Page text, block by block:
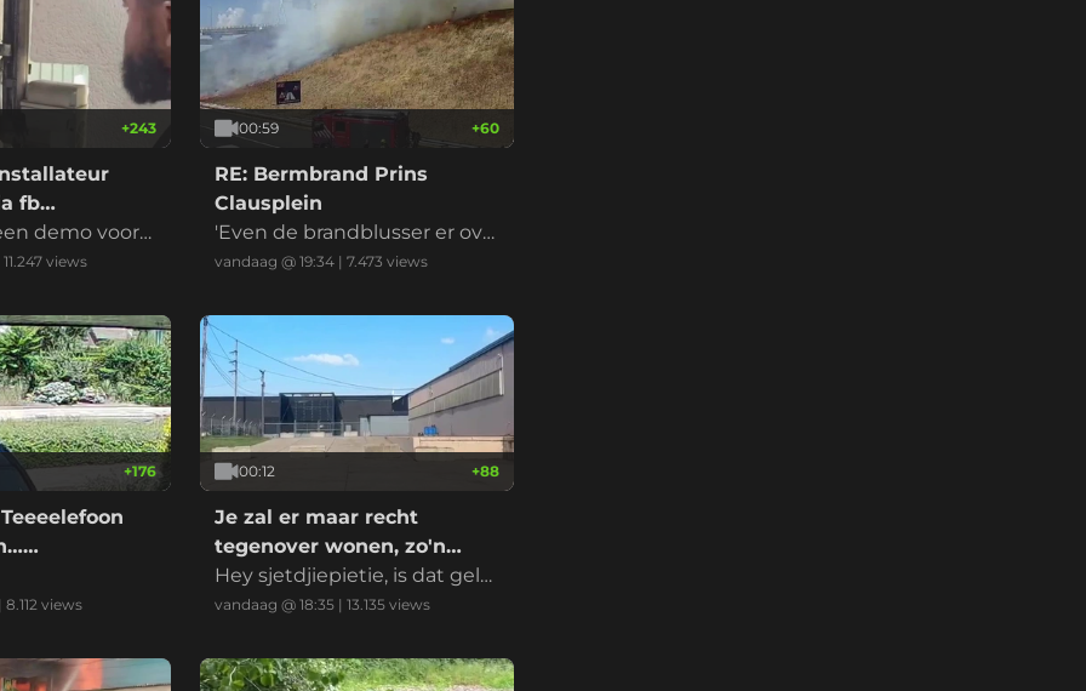
+243
fb
demo voord
11.247views
00:59 +60
RE: Bermbrand Prins
Clausplein
'Even de brandblusser er ove
r en het is geblust' riep iema
vandaag @ 19:34 |7.473 views
+176
8.112views
00:12 +88
Je zal er maar recht
tegenover wonen, zo'n
datacenter
Hey sjetdjiepietie, is dat gelui
d normaal?
vandaag @ 18:35 |13.135 views